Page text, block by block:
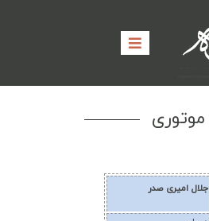
موتوری
جلال امیری صدر